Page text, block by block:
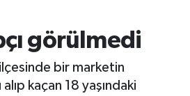
görülmedi
bir marketin
alıp kaçan 18 yaşındaki